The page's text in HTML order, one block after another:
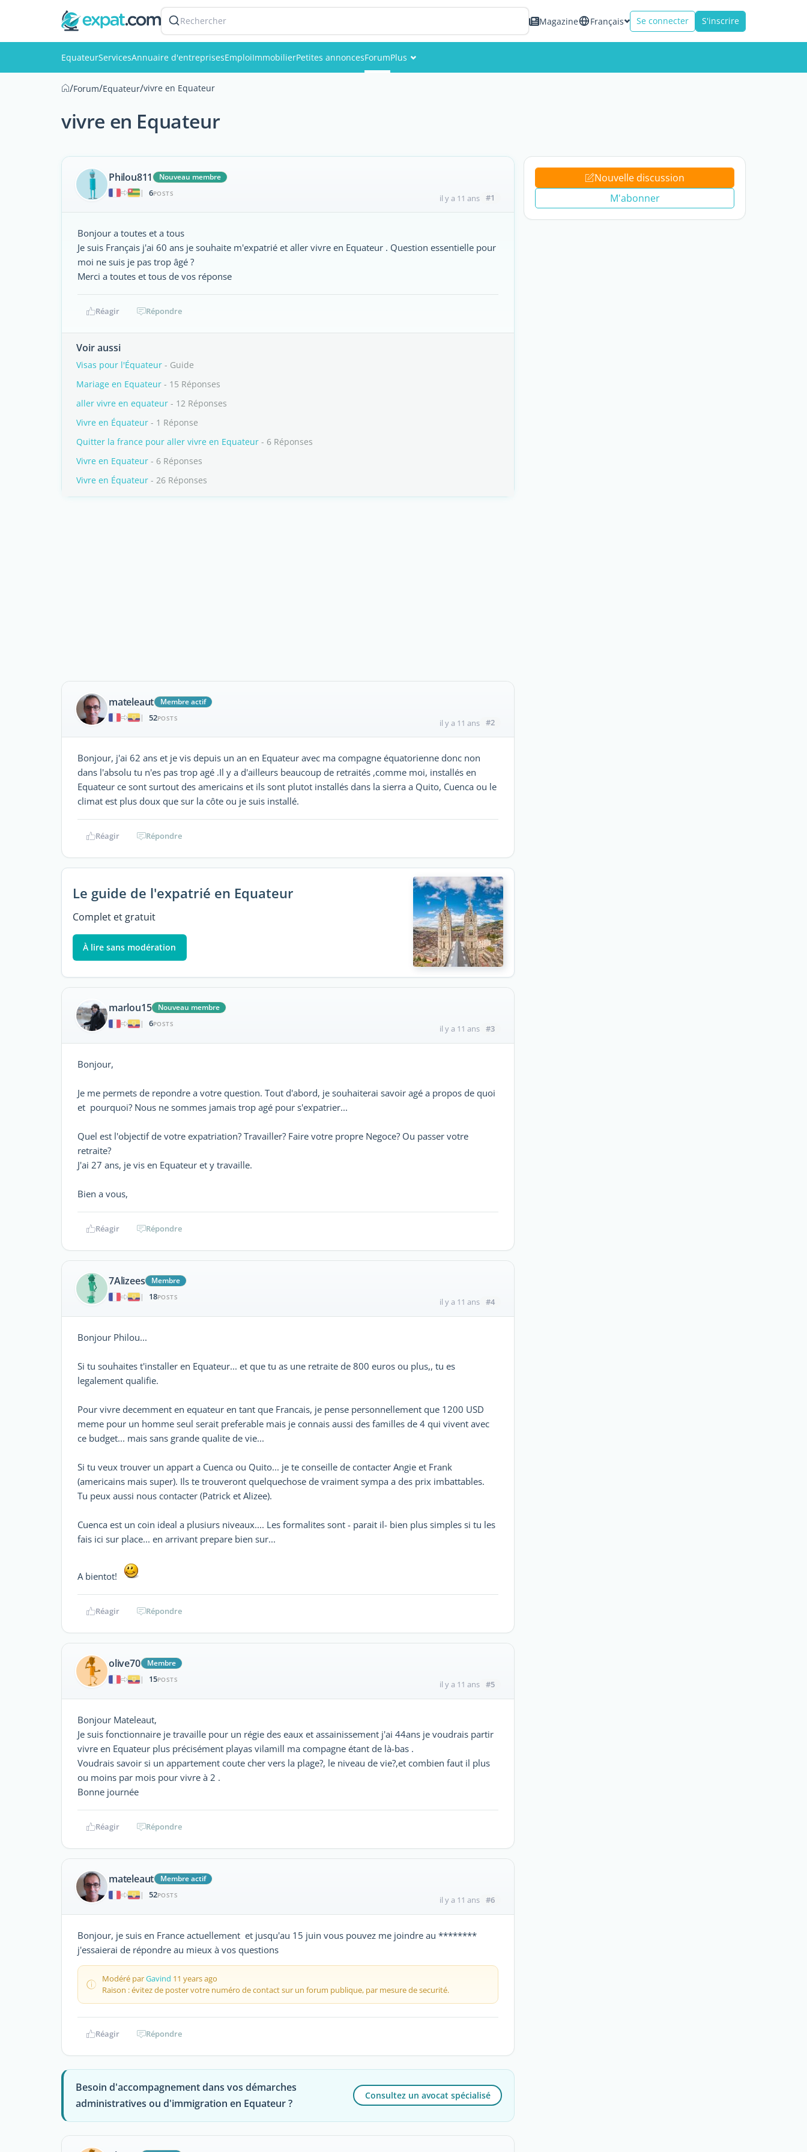
Rechercher Magazine Français Se connecter S'inscrire
EquateurServicesAnnuaire d'entreprisesEmploiImmobilierPetites annoncesForumPlus
/Forum/Equateur/vivre en Equateur
vivre en Equateur
Philou811
Nouveau membre
|
6POSTS il y a 11 ans #1
Bonjour a toutes et a tous
Je suis Français j'ai 60 ans je souhaite m'expatrié et aller vivre en Equateur . Question essentielle pour
moi ne suis je pas trop âgé ?
Merci a toutes et tous de vos réponse
Réagir Répondre
Voir aussi
Visas pour l'Équateur - Guide
Mariage en Equateur - 15 Réponses
aller vivre en equateur - 12 Réponses
Vivre en Équateur - 1 Réponse
Quitter la france pour aller vivre en Equateur - 6 Réponses
Vivre en Equateur - 6 Réponses
Vivre en Équateur - 26 Réponses
mateleaut
Membre actif
|
52POSTS il y a 11 ans #2
Bonjour, j'ai 62 ans et je vis depuis un an en Equateur avec ma compagne équatorienne donc non
dans l'absolu tu n'es pas trop agé .Il y a d'ailleurs beaucoup de retraités ,comme moi, installés en
Equateur ce sont surtout des americains et ils sont plutot installés dans la sierra a Quito, Cuenca ou le
climat est plus doux que sur la côte ou je suis installé.
Réagir Répondre
Le guide de l'expatrié en Equateur
Complet et gratuit
À lire sans modération
marlou15
Nouveau membre
|
6POSTS il y a 11 ans #3
Bonjour,
Je me permets de repondre a votre question. Tout d'abord, je souhaiterai savoir agé a propos de quoi
et pourquoi? Nous ne sommes jamais trop agé pour s'expatrier...
Quel est l'objectif de votre expatriation? Travailler? Faire votre propre Negoce? Ou passer votre
retraite?
J'ai 27 ans, je vis en Equateur et y travaille.
Bien a vous,
Réagir Répondre
7Alizees
Membre
|
18POSTS il y a 11 ans #4
Bonjour Philou...
Si tu souhaites t'installer en Equateur... et que tu as une retraite de 800 euros ou plus,, tu es
legalement qualifie.
Pour vivre decemment en equateur en tant que Francais, je pense personnellement que 1200 USD
meme pour un homme seul serait preferable mais je connais aussi des familles de 4 qui vivent avec
ce budget... mais sans grande qualite de vie...
Si tu veux trouver un appart a Cuenca ou Quito... je te conseille de contacter Angie et Frank
(americains mais super). Ils te trouveront quelquechose de vraiment sympa a des prix imbattables.
Tu peux aussi nous contacter (Patrick et Alizee).
Cuenca est un coin ideal a plusiurs niveaux.... Les formalites sont - parait il- bien plus simples si tu les
fais ici sur place... en arrivant prepare bien sur...
A bientot!
Réagir Répondre
olive70
Membre
|
15POSTS il y a 11 ans #5
Bonjour Mateleaut,
Je suis fonctionnaire je travaille pour un régie des eaux et assainissement j'ai 44ans je voudrais partir
vivre en Equateur plus précisément playas vilamill ma compagne étant de là-bas .
Voudrais savoir si un appartement coute cher vers la plage?, le niveau de vie?,et combien faut il plus
ou moins par mois pour vivre à 2 .
Bonne journée
Réagir Répondre
mateleaut
Membre actif
|
52POSTS il y a 11 ans #6
Bonjour, je suis en France actuellement et jusqu'au 15 juin vous pouvez me joindre au ********
j'essaierai de répondre au mieux à vos questions
Modéré parGavind 11 years ago
Raison : évitez de poster votre numéro de contact sur un forum publique, par mesure de securité.
Réagir Répondre
Besoin d'accompagnement dans vos démarches
administratives ou d'immigration en Equateur ?
Consultez un avocat spécialisé
Nouvelle discussion
M'abonner